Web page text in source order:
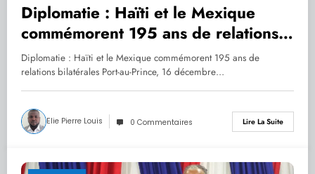
Diplomatie : Haïti et le Mexique
commémorent 195 ans de relations
bilatérales
Diplomatie : Haïti et le Mexique commémorent 195 ans de
relations bilatérales Port-au-Prince, 16 décembre…
Elie Pierre Louis 0 Commentaires Lire La Suite